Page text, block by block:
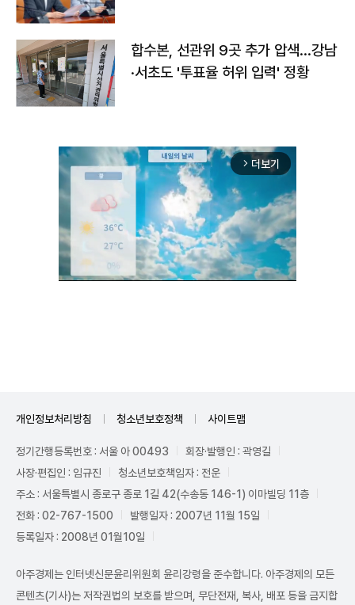
합수본, 선관위 9곳 추가 압색…강남
·서초도 '투표율 허위 입력' 정황
arrow_forward_ios 더보기
개인정보처리방침 청소년보호정책 사이트맵
정기간행등록번호 : 서울 아 00493
회장·발행인 : 곽영길
사장·편집인 : 임규진
청소년보호책임자 : 전운
주소 : 서울특별시 종로구 종로 1길 42(수송동 146-1) 이마빌딩 11층
전화 : 02-767-1500
발행일자 : 2007년 11월 15일
등록일자 : 2008년 01월10일
아주경제는 인터넷신문윤리위원회 윤리강령을 준수합니다. 아주경제의 모든
콘텐츠(기사)는 저작권법의 보호를 받으며, 무단전재, 복사, 배포 등을 금지합